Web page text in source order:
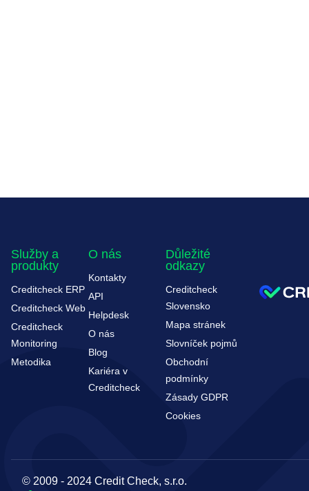
Služby a
produkty
Creditcheck ERP
Creditcheck Web
Creditcheck
Monitoring
Metodika
O nás
Kontakty
API
Helpdesk
O nás
Blog
Kariéra v
Creditcheck
Důležité
odkazy
Creditcheck
Slovensko
Mapa stránek
Slovníček pojmů
Obchodní
podmínky
Zásady GDPR
Cookies
© 2009 - 2024 Credit Check, s.r.o.